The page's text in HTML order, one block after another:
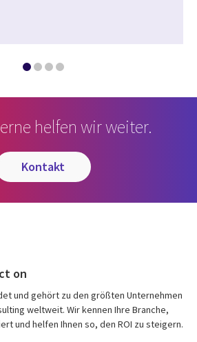
helfen wir weiter.
kontakt
on
und gehört zu den größten Unternehmen
weltweit. Wir kennen Ihre Branche,
und helfen Ihnen so, den ROI zu steigern.